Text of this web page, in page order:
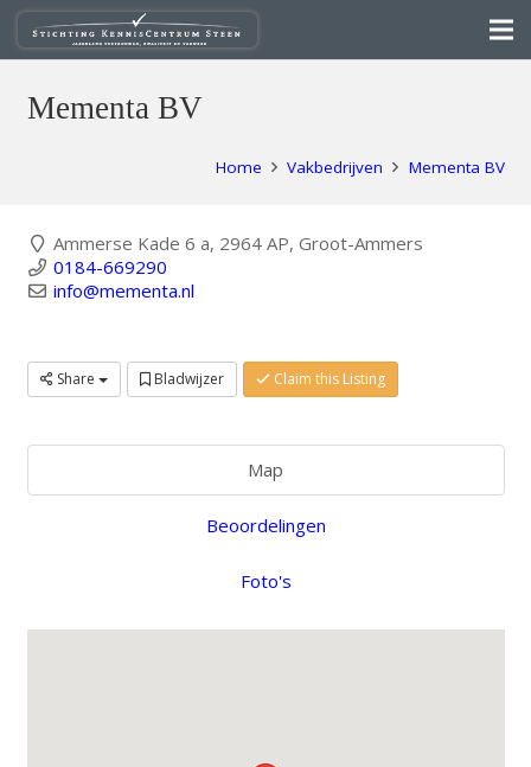
Mementa BV
Home Vakbedrijven Mementa BV
Ammerse Kade 6 a, 2964 AP, Groot-Ammers
0184-669290
info@mementa.nl
Share Bladwijzer Claim this Listing
Map
Beoordelingen
Foto's